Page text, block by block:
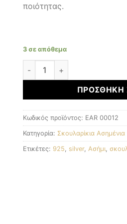
ποιότητας.
3 σε απόθεμα
Σκουλαρίκια Ασημένια 925
ΠΡΟΣΘΉΚΗ
Κωδικός προϊόντος: EAR 00012
Κατηγορία: Σκουλαρίκια
Ετικέτες: 925 silver, Ασήμι